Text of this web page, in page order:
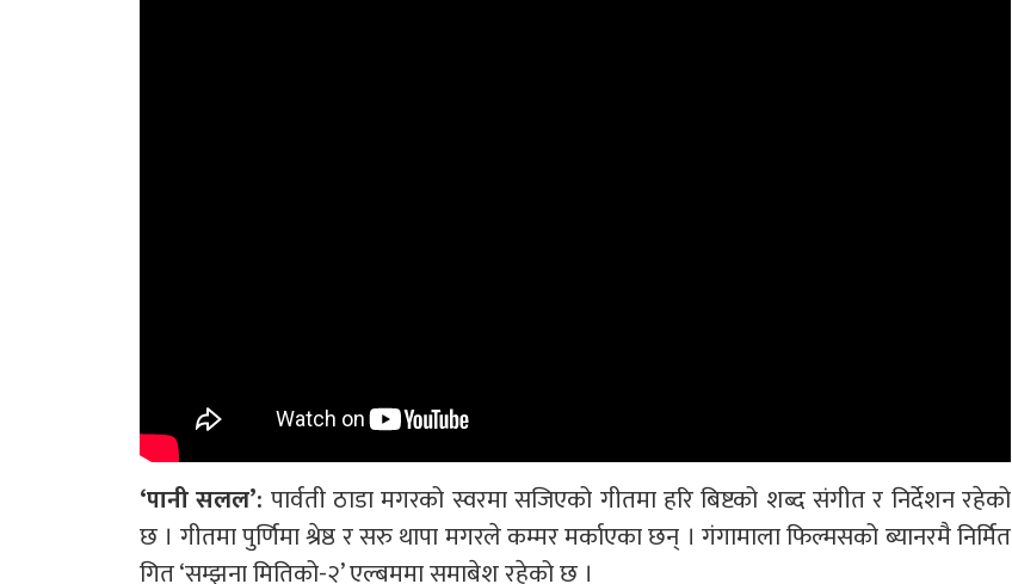
‘पानी सलल’: पार्वती ठाडा मगरको स्वरमा सजिएको गीतमा हरि बिष्टको शब्द संगीत र निर्देशन रहेको
छ । गीतमा पुर्णिमा श्रेष्ठ र सरु थापा मगरले कम्मर मर्काएका छन् । गंगामाला फिल्मसको ब्यानरमै निर्मित
गित ‘सम्झना मितिको-२’ एल्बममा समाबेश रहेको छ ।